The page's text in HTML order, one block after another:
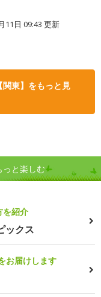
11日 09:43 更新
東】をもっと見
っと楽しむ
を紹介
ックス
お届けします